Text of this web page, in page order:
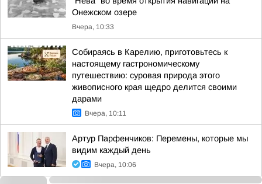
Онежском озере
Вчера, 10:33
Собираясь в Карелию, приготовьтесь к
настоящему гастрономическому
путешествию: суровая природа этого
живописного края щедро делится своими
дарами
Вчера, 10:11
Артур Парфенчиков: Перемены, которые мы
видим каждый день
Вчера, 10:06